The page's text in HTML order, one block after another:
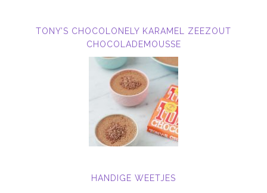
TONY’S CHOCOLONELY KARAMEL ZEEZOUT
CHOCOLADEMOUSSE
HANDIGE WEETJES